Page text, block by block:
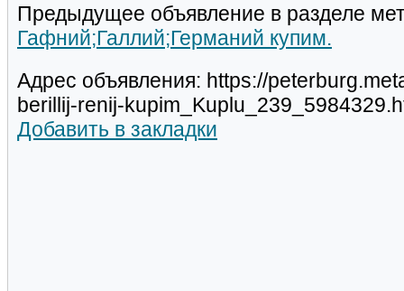
Предыдущее объявление в разделе
Гафний;Галлий;Германий купим.
Адрес объявления: https://
berillij-renij-
Добавить в закладки